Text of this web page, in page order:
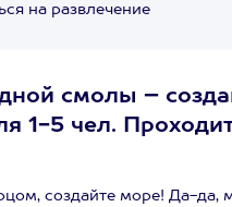
на развлечение
смолы –
1-5 чел.
создайте море! Да-